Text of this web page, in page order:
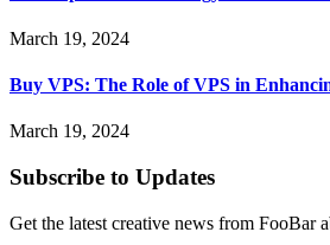
March 19, 2024
Buy VPS: The Role of VPS in
March 19, 2024
Subscribe to Updates
Get the latest creative news from FooBar